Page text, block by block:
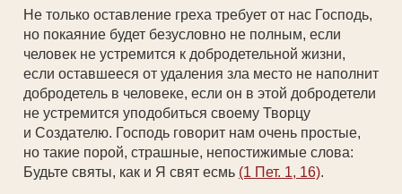
Не только оставление греха требует от нас Господь,
но покаяние будет безусловно не полным, если
человек не устремится к добродетельной жизни,
если оставшееся от удаления зла место не наполнит
добродетель в человеке, если он в этой добродетели
не устремится уподобиться своему Творцу
и Создателю. Господь говорит нам очень простые,
но такие порой, страшные, непостижимые слова:
Будьте святы, как и Я свят есмь (1 Пет. 1, 16).